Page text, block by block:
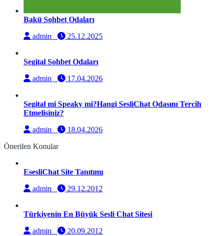
Bakü Sohbet Odaları
admin
25.12.2025
Segital Sohbet Odaları
admin
17.04.2026
Segital mi Speaky mi?Hangi SesliChat Odasını Tercih
Etmelisiniz?
admin
18.04.2026
Önerilen Konular
EsesliChat Site Tanıtımı
admin
29.12.2012
Türkiyenin En Büyük Sesli Chat Sitesi
admin
20.09.2012